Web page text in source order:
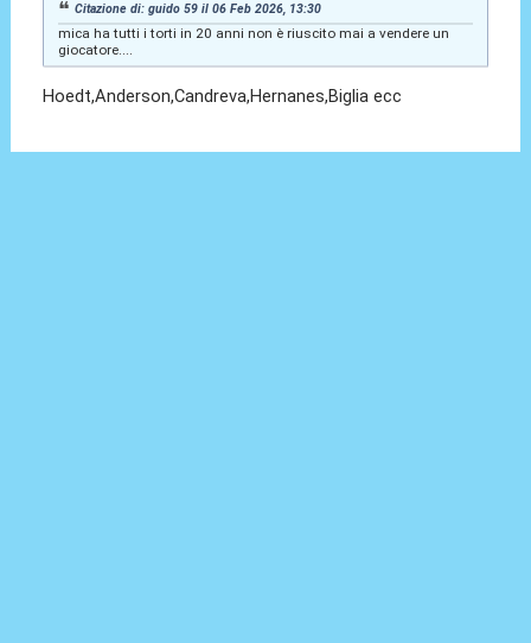
Citazione di: guido 59 il 06 Feb 2026, 13:30
mica ha tutti i torti in 20 anni non è riuscito mai a vendere un
giocatore....
Hoedt,Anderson,Candreva,Hernanes,Biglia ecc